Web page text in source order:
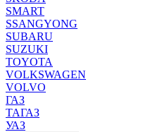
SMART
SSANGYONG
SUBARU
SUZUKI
TOYOTA
VOLKSWAGEN
VOLVO
ГАЗ
ТАГАЗ
УАЗ